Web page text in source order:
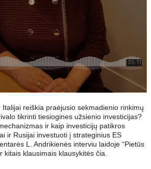
reiškia praėjusio sekmadienio rinkimų
tikrinti tiesiogines užsienio investicijas?
ir kaip investicijų patikros
ir Rusijai investuoti į strateginius ES
L. Andrikienės interviu laidoje “Pietūs
kitais klausimais klausykitės čia.